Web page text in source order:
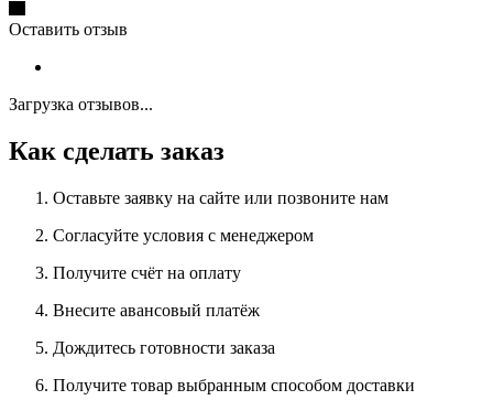
Оставить отзыв
Загрузка отзывов...
Как сделать заказ
Оставьте заявку на сайте или позвоните нам
Согласуйте условия с менеджером
Получите счёт на оплату
Внесите авансовый платёж
Дождитесь готовности заказа
Получите товар выбранным способом доставки